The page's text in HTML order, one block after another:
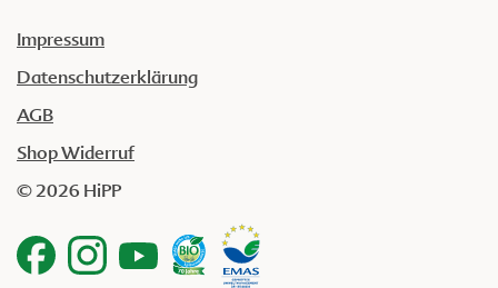
Impressum
Datenschutzerklärung
AGB
Shop Widerruf
© 2026 HiPP